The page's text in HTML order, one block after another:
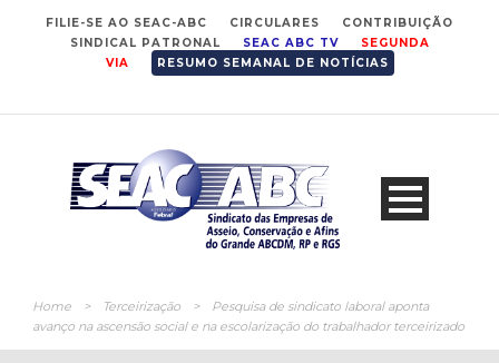
FILIE-SE AO SEAC-ABC CIRCULARES
CONTRIBUIÇÃO
SINDICAL PATRONAL
SEAC ABC TV
SEGUNDA
VIA
RESUMO SEMANAL DE NOTÍCIAS
Home > Terceirização >
Pesquisa de sindicato laboral aponta
avanço na ascensão social e na escolarização do trabalhador terceirizado